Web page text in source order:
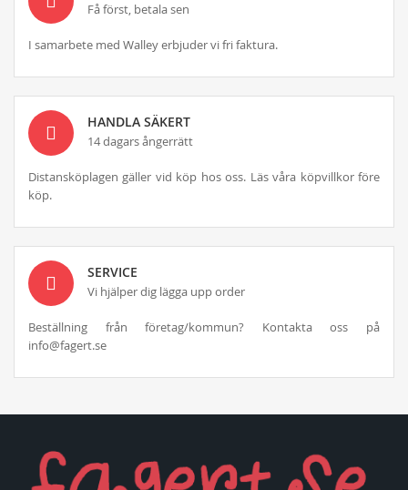
Få först, betala sen
I samarbete med Walley erbjuder vi fri faktura.
HANDLA SÄKERT
14 dagars ångerrätt
Distansköplagen gäller vid köp hos oss. Läs våra köpvillkor före
köp.
SERVICE
Vi hjälper dig lägga upp order
Beställning från företag/kommun? Kontakta oss på
info@fagert.se